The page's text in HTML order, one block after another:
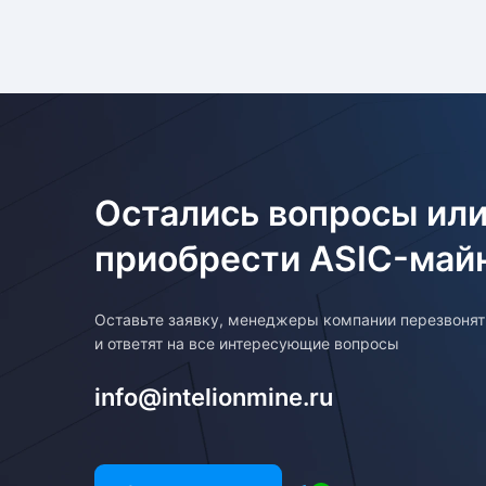
Остались вопросы
приобрести ASIC-
Оставьте заявку, менеджеры компании
и ответят на все интересующие вопросы
info@intelionmine.ru